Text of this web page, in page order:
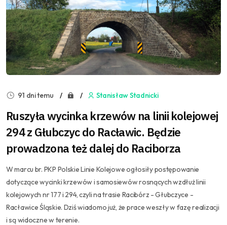
91 dni temu Stanisław Stadnicki
Ruszyła wycinka krzewów na linii kolejowej
294 z Głubczyc do Racławic. Będzie
prowadzona też dalej do Raciborza
W marcu br. PKP Polskie Linie Kolejowe ogłosiły postępowanie
dotyczące wycinki krzewów i samosiewów rosnących wzdłuż linii
kolejowych nr 177 i 294, czyli na trasie Racibórz - Głubczyce -
Racławice Śląskie. Dziś wiadomo już, że prace weszły w fazę realizacji
i są widoczne w terenie.